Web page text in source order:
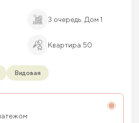
3 очередь. Дом 1
Квартира 50
Видовая